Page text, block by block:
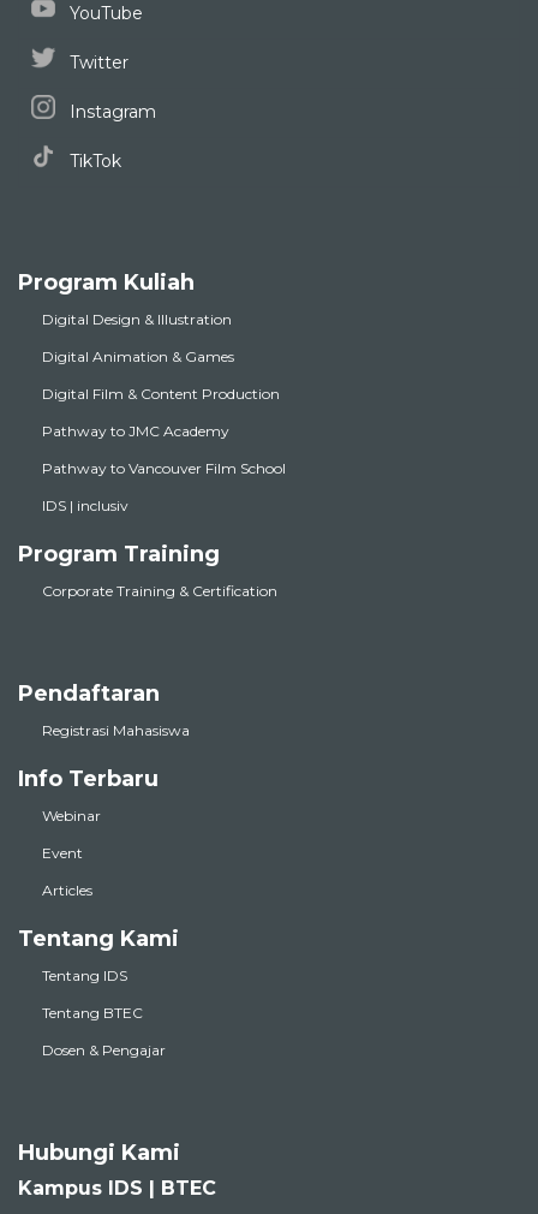
YouTube
Twitter
Instagram
TikTok
Program Kuliah
Digital Design & Illustration
Digital Animation & Games
Digital Film & Content Production
Pathway to JMC Academy
Pathway to Vancouver Film School
IDS | inclusiv
Program Training
Corporate Training & Certification
Pendaftaran
Registrasi Mahasiswa
Info Terbaru
Webinar
Event
Articles
Tentang Kami
Tentang IDS
Tentang BTEC
Dosen & Pengajar
Hubungi Kami
Kampus IDS | BTEC